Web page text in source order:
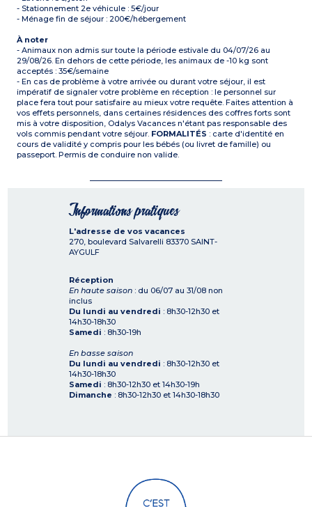
- Stationnement 2e véhicule : 5€/jour
- Ménage fin de séjour : 200€/hébergement
À noter
- Animaux non admis sur toute la période estivale du 04/07/26 au
29/08/26. En dehors de cette période, les animaux de -10 kg sont
acceptés : 35€/semaine
- En cas de problème à votre arrivée ou durant votre séjour, il est
impératif de signaler votre problème en réception : le personnel sur
place fera tout pour satisfaire au mieux votre requête. Faites attention à
vos effets personnels, dans certaines résidences des coffres forts sont
mis à votre disposition, Odalys Vacances n'étant pas responsable des
vols commis pendant votre séjour. FORMALITÉS : carte d'identité en
cours de validité y compris pour les bébés (ou livret de famille) ou
passeport. Permis de conduire non valide.
Informations pratiques
L'adresse de vos vacances
270, boulevard Salvarelli 83370 SAINT-
AYGULF
Réception
En haute saison : du 06/07 au 31/08 non
inclus
Du lundi au vendredi : 8h30-12h30 et
14h30-18h30
Samedi : 8h30-19h
En basse saison
Du lundi au vendredi : 8h30-12h30 et
14h30-18h30
Samedi : 8h30-12h30 et 14h30-19h
Dimanche : 8h30-12h30 et 14h30-18h30